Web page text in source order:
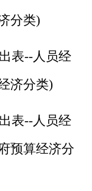
分类)
表--人员经
济分类)
表--人员经
预算经济分